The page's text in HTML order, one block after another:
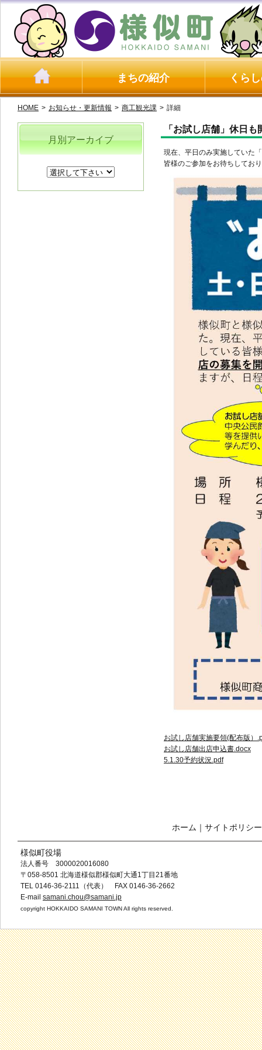
まちの紹介 くら
HOME > お知らせ・更新情報 > 商工観光課 > 詳細
「お試し店舗」休日も
現在、平日のみ実施していた
皆様のご参加をお待ちしてお
お試し店舗実施要領(配布版）
お試し店舗出店申込書.docx
5.1.30予約状況.pdf
月別アーカイブ
ホーム ｜ サイトポリシー
様似町役場
法人番号 3000020016080
〒058-8501 北海道様似郡様似町大通1丁目21番地
TEL 0146-36-2111（代表） FAX 0146-36-2662
E-mail samani.chou@samani.jp
copyright HOKKAIDO SAMANI TOWN All rights reserved.